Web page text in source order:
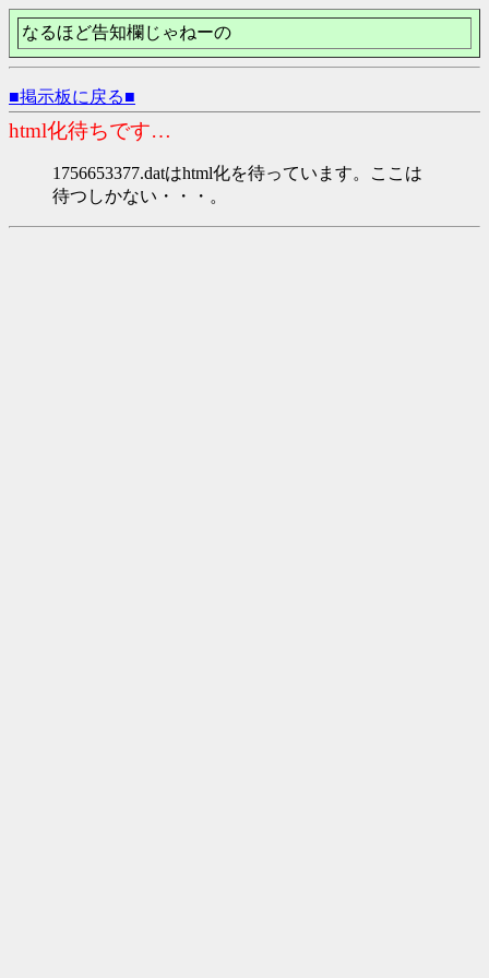
なるほど告知欄じゃねーの
■掲示板に戻る■
html化待ちです…
1756653377.datはhtml化を待っています。ここは
待つしかない・・・。